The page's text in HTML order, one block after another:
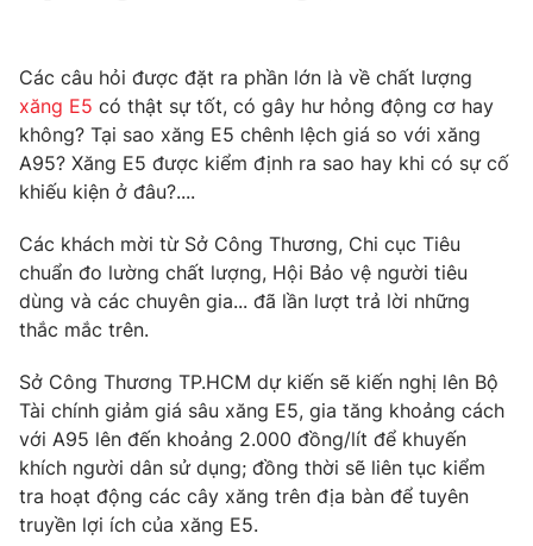
Thế giới đó đây
Câu chuyện quốc tế
Tài chính
Thị trường
Góc doanh nghiệp
Dữ liệu và đời sống
Truyền hình
Phim VTV
Hậu trường
Nhân vật
Khán giả
Giải sao mai
Giải trí
Điện ảnh
Sao
Đời sống
Du lịch
Làm đẹp
Chất lượng cuộc sống
Giáo dục
Tuyển sinh
Học trực tuyến
Công nghệ
Hitech Công nghệ tương lai
Giao lưu trực tuyến
Các câu hỏi được đặt ra phần lớn là về chất lượng
xăng E5 có thật sự tốt, có gây hư hỏng động cơ hay
không? Tại sao xăng E5 chênh lệch giá so với xăng
A95? Xăng E5 được kiểm định ra sao hay khi có sự cố
khiếu kiện ở đâu?....
Các khách mời từ Sở Công Thương, Chi cục Tiêu
chuẩn đo lường chất lượng, Hội Bảo vệ người tiêu
dùng và các chuyên gia... đã lần lượt trả lời những
thắc mắc trên.
Sở Công Thương TP.HCM dự kiến sẽ kiến nghị lên Bộ
Tài chính giảm giá sâu xăng E5, gia tăng khoảng cách
với A95 lên đến khoảng 2.000 đồng/lít để khuyến
khích người dân sử dụng; đồng thời sẽ liên tục kiểm
tra hoạt động các cây xăng trên địa bàn để tuyên
truyền lợi ích của xăng E5.